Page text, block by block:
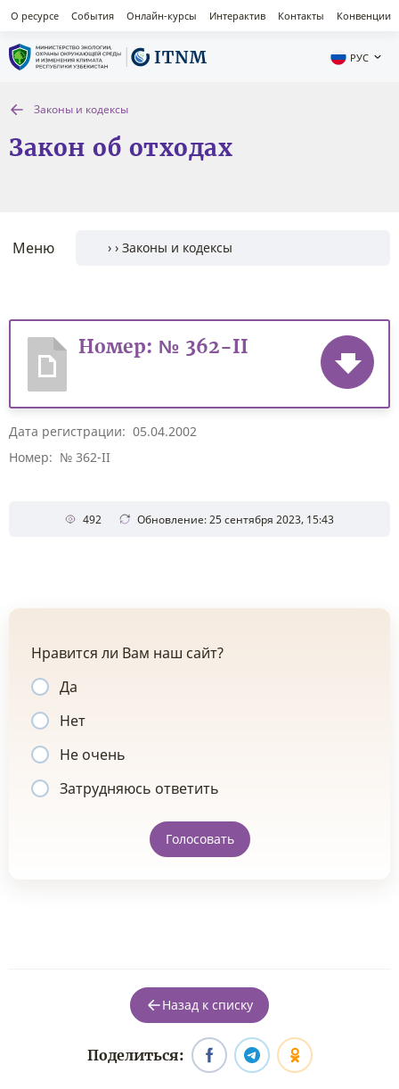
О ресурсе События Онлайн-курсы Интерактив Контакты Конвенции
РУС
Законы и кодексы
Закон об отходах
Меню
Номер: № 362-II
Дата регистрации: 05.04.2002
Номер: № 362-II
492 Обновление: 25 сентября 2023, 15:43
Нравится ли Вам наш сайт?
Да
Нет
Не очень
Затрудняюсь ответить
Голосовать
Назад к списку
Поделиться: